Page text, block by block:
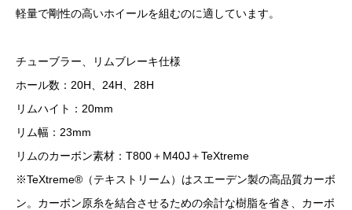
軽量で剛性の高いホイールを組むのに適しています。
チューブラー、リムブレーキ仕様
ホール数：20H、24H、28H
リムハイト：20mm
リム幅：23mm
リムのカーボン素材：T800＋M40J＋TeXtreme
※TeXtreme®（テキストリーム）はスエーデン製の高品質カーボ
ン。カーボン原糸を結合させるための余計な樹脂を省き、カーボ